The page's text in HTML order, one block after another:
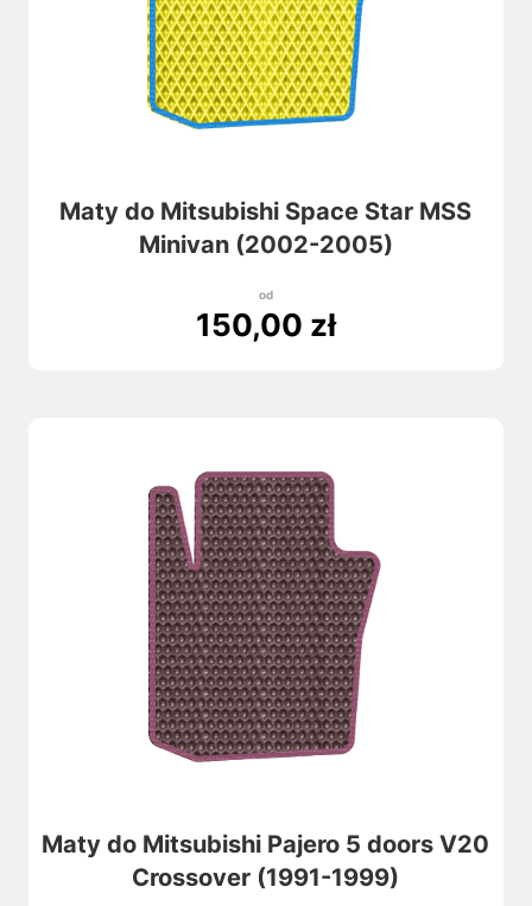
Maty do Mitsubishi Space Star MSS
Minivan (2002-2005)
od
150,00 zł
Maty do Mitsubishi Pajero 5 doors V20
Crossover (1991-1999)